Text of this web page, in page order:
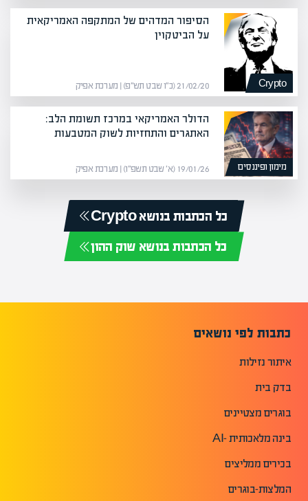
Crypto
הסיפור המדהים של המתקפה האמריקאית
על הביטקוין
21/02/20 (כ״ו שבט תש״פ) | מערכת אפיק
מימון ופיננסים
הדולר האמריקאי במרכז תשומת הלב:
האתגרים והתחזיות לשוק המטבעות
19/01/26 (א׳ שבט תשפ״ו) | מערכת אפיק
כל הכתבות בנושא Crypto
כל הכתבות בנושא שוק ההון
כתבות לפי נושאים
איתור נזילות
בדק בית
בוגרים מצטיינים
בינה מלאכותית -AI
בכירים ממליצים
המלצות-בוגרים